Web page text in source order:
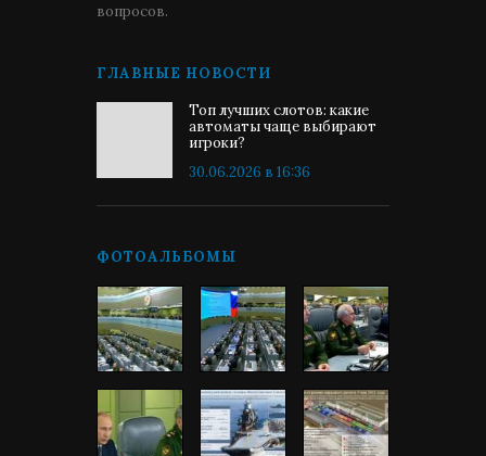
вопросов.
ГЛАВНЫЕ НОВОСТИ
Топ лучших слотов: какие
автоматы чаще выбирают
игроки?
30.06.2026 в 16:36
ФОТОАЛЬБОМЫ